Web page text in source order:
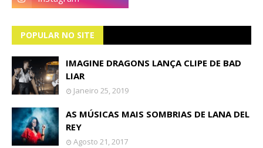
POPULAR NO SITE
IMAGINE DRAGONS LANÇA CLIPE DE BAD
LIAR
Janeiro 25, 2019
AS MÚSICAS MAIS SOMBRIAS DE LANA DEL
REY
Agosto 21, 2017